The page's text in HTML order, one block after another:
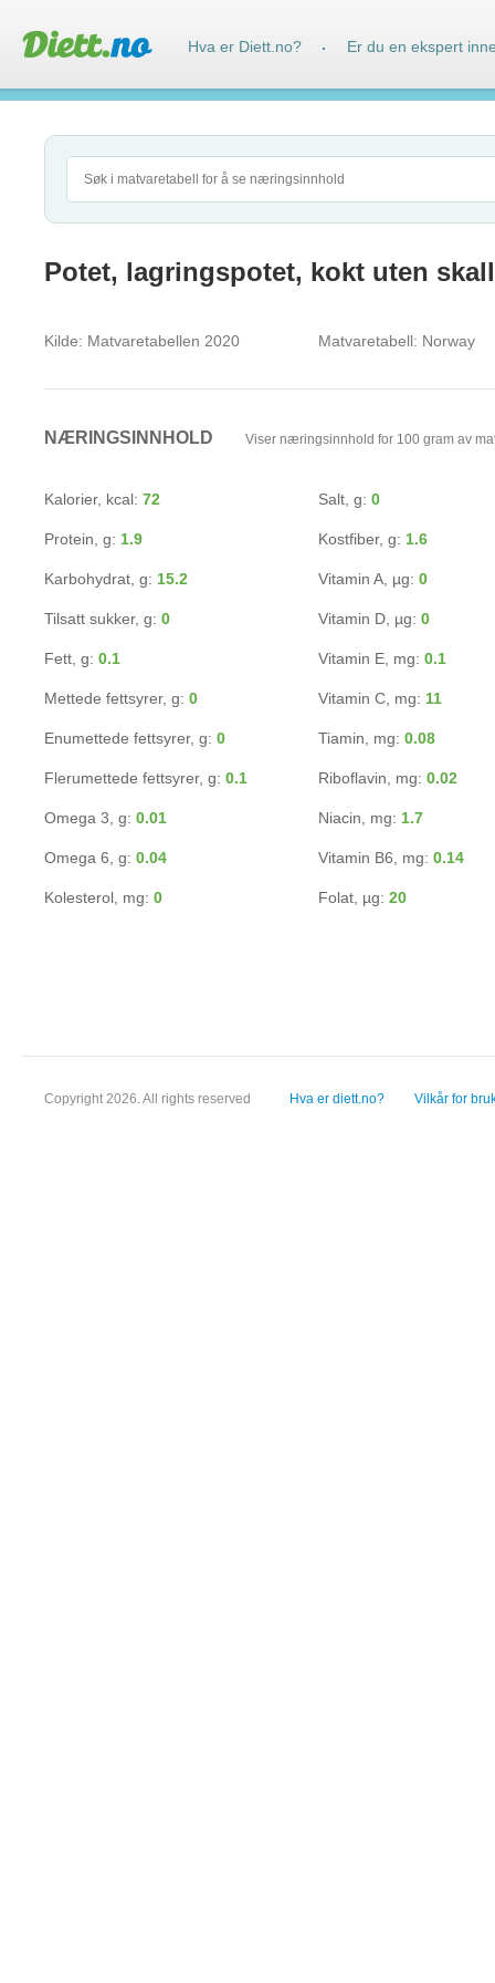
Potet, lagringspotet, kokt uten
Kilde: Matvaretabellen 2020 Matvaretabell: Norway
NÆRINGSINNHOLD Viser næringsinnhold for 100 gram av
Kalorier, kcal: 72
Protein, g: 1.9
Karbohydrat, g: 15.2
Tilsatt sukker, g: 0
Fett, g: 0.1
Mettede fettsyrer, g: 0
Enumettede fettsyrer, g: 0
Flerumettede fettsyrer, g: 0.1
Omega 3, g: 0.01
Omega 6, g: 0.04
Kolesterol, mg: 0
Salt, g: 0
Kostfiber, g: 1.6
Vitamin A, µg: 0
Vitamin D, µg: 0
Vitamin E, mg: 0.1
Vitamin C, mg: 11
Tiamin, mg: 0.08
Riboflavin, mg: 0.02
Niacin, mg: 1.7
Vitamin B6, mg: 0.14
Folat, µg: 20
Copyright 2026. All rights reserved Hva er diett.no? Vilkår for
Hva er Diett.no? · Er du en ekspert